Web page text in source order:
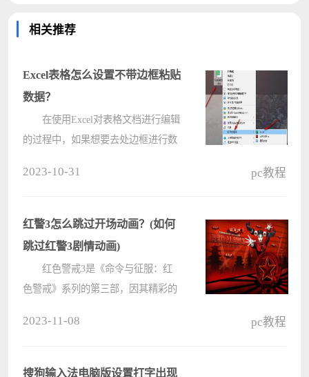
相关推荐
Excel表格怎么设置不带边框粘贴
数据？
在使用Excel对表格文档进行编辑
的过程中，如果想要去处边框进行数
外”选项即可。下面小编就????
2023-10-31 pc教程
红警3怎么跳过开场动画？(如何
跳过红警3剧情动画)
红色警戒3是《命令与征服：红
色警戒》系列的第三部，因其精彩的
关闭红警3剧情动画的方法，分享给
2023-11-08 pc教程
搜狗输入法电脑版设置打字出现